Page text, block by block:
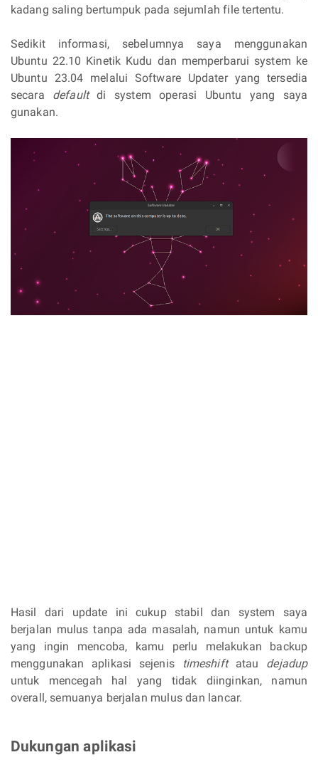
kadang saling bertumpuk pada sejumlah file tertentu.
Sedikit informasi, sebelumnya saya menggunakan
Ubuntu 22.10 Kinetik Kudu dan memperbarui system ke
Ubuntu 23.04 melalui Software Updater yang tersedia
secara defaultdi system operasi Ubuntu yang saya
gunakan.
Hasil dari update ini cukup stabil dan system saya
berjalan mulus tanpa ada masalah, namun untuk kamu
yang ingin mencoba, kamu perlu melakukan backup
menggunakan aplikasi sejenis
timeshift atau dejadup
untuk mencegah hal yang tidak diinginkan, namun
overall, semuanya berjalan mulus dan lancar.
Dukungan aplikasi